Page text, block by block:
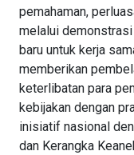
pemahaman,
melalui
baru untuk kerja
memberikan
keterlibatan para
kebijakan dengan
inisiatif nasional
dan Kerangka